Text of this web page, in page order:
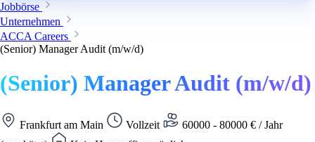
Jobbörse
Unternehmen
ACCA Careers
(Senior) Manager Audit (m/w/d)
(Senior) Manager Audit (m/w/d)
Frankfurt am Main Vollzeit
60000 - 80000 € / Jahr